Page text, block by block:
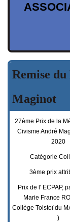
Remise
Maginot
27ème Prix de la
Civisme André
2020
Catégorie
3ème prix
Prix de l' ECPAP,
Marie France
Collège Tolstoï du
)